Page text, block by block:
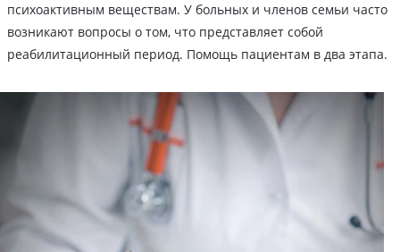
психоактивным веществам. У больных и членов семьи часто
возникают вопросы о том, что представляет собой
реабилитационный период. Помощь пациентам в два этапа.